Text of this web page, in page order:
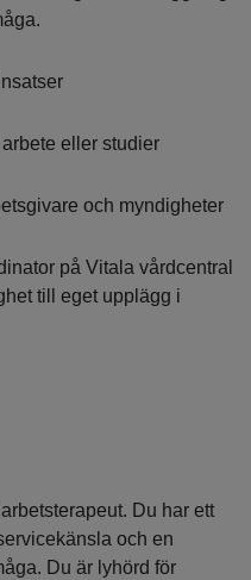
eller studier
och myndigheter
på Vitala vårdcentral
till eget upplägg i
Du har ett
och en
Du är lyhörd för